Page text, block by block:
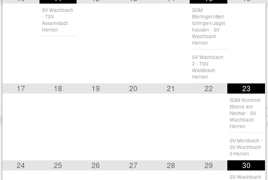
SV Wachbach
- TSV
Assamstadt
Herren
SGM
Bieringen/Berl
ichingen/Jagst
hausen - SV
Wachbach
Herren
SV Wachbach
2 - TSV
Waldbach
Herren
17 18 19 20 21 22 23
SGM Krumme
Ebene am
Neckar - SV
Wachbach
Herren
SV Morsbach -
SV Wachbach
II Herren
24 25 26 27 28 29 30
SV Wachbach